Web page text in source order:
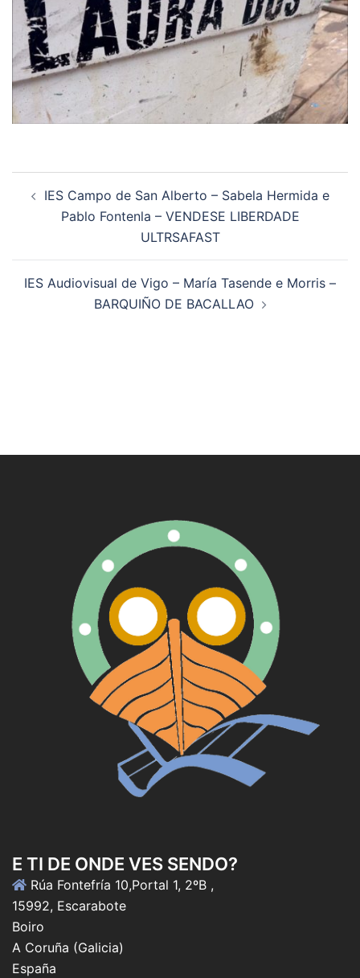
de
artigos
IES Campo de San Alberto – Sabela Hermida e
Pablo Fontenla – VENDESE LIBERDADE
ULTRSAFAST
IES Audiovisual de Vigo – María Tasende e Morris –
BARQUIÑO DE BACALLAO
E TI DE ONDE VES SENDO?
Rúa Fontefría 10,Portal 1, 2ºB ,
15992, Escarabote
Boiro
A Coruña (Galicia)
España